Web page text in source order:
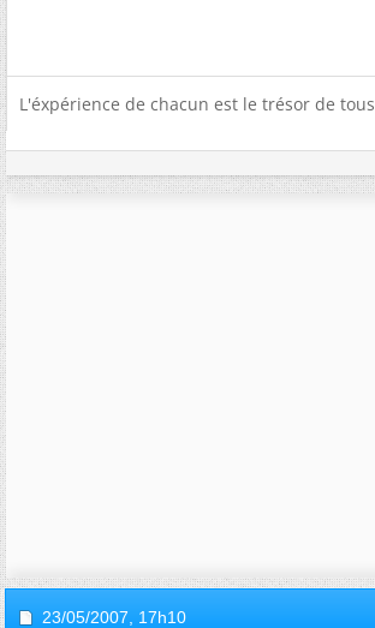
L'éxpérience de chacun est le trésor de tous
23/05/2007, 17h10